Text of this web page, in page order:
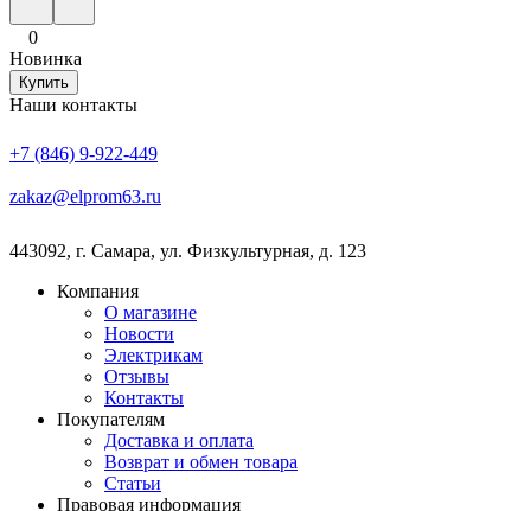
0
Новинка
Купить
Наши контакты
+7 (846) 9-922-449
zakaz@elprom63.ru
443092, г. Самара, ул. Физкультурная, д. 123
Компания
О магазине
Новости
Электрикам
Отзывы
Контакты
Покупателям
Доставка и оплата
Возврат и обмен товара
Статьи
Правовая информация